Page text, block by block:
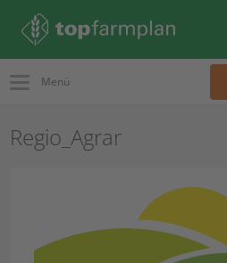
Menü
Regio_Agrar